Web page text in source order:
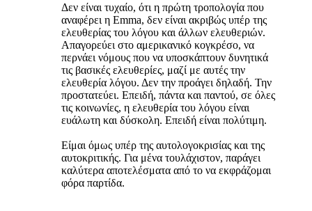
Δεν είναι τυχαίο, ότι η πρώτη τροπολογία που
αναφέρει η Emma, δεν είναι ακριβώς υπέρ της
ελευθερίας του λόγου και άλλων ελευθεριών.
Απαγορεύει στο αμερικανικό κογκρέσο, να
περνάει νόμους που να υποσκάπτουν δυνητικά
τις βασικές ελευθερίες, μαζί με αυτές την
ελευθερία λόγου. Δεν την προάγει δηλαδή. Την
προστατεύει. Επειδή, πάντα και παντού, σε όλες
τις κοινωνίες, η ελευθερία του λόγου είναι
ευάλωτη και δύσκολη. Επειδή είναι πολύτιμη.
Είμαι όμως υπέρ της αυτολογοκρισίας και της
αυτοκριτικής. Για μένα τουλάχιστον, παράγει
καλύτερα αποτελέσματα από το να εκφράζομαι
φόρα παρτίδα.